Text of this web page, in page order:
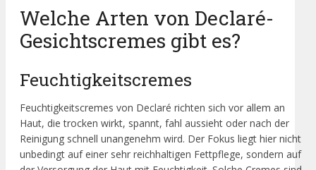
Welche Arten von Declaré-
Gesichtscremes gibt es?
Feuchtigkeitscremes
Feuchtigkeitscremes von Declaré richten sich vor allem an
Haut, die trocken wirkt, spannt, fahl aussieht oder nach der
Reinigung schnell unangenehm wird. Der Fokus liegt hier nicht
unbedingt auf einer sehr reichhaltigen Fettpflege, sondern auf